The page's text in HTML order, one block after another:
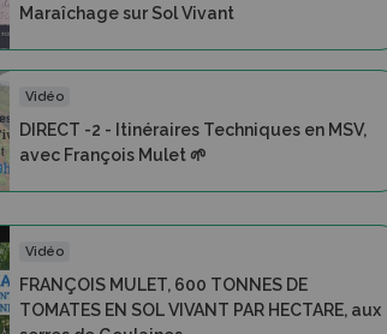
Maraîchage sur Sol Vivant
Vidéo
DIRECT -2 - Itinéraires Techniques en MSV,
avec François Mulet 🌱
Vidéo
FRANÇOIS MULET, 600 TONNES DE
TOMATES EN SOL VIVANT PAR HECTARE, aux